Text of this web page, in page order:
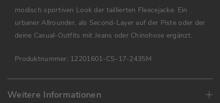
modisch sportiven Look der taillierten Fleecejacke. Ein
urbaner Allrounder, als Second-Layer auf der Piste oder der
deine Casual-Outfits mit Jeans oder Chinohose ergänzt.
Produktnummer: 12201601-CS-17-2435M
Weitere Informationen